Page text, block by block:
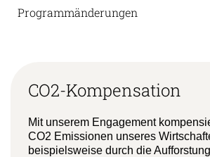
Programmänderungen
CO2-Kompensation
Mit unserem Engagement
CO2 Emissionen unseres
beispielsweise durch die